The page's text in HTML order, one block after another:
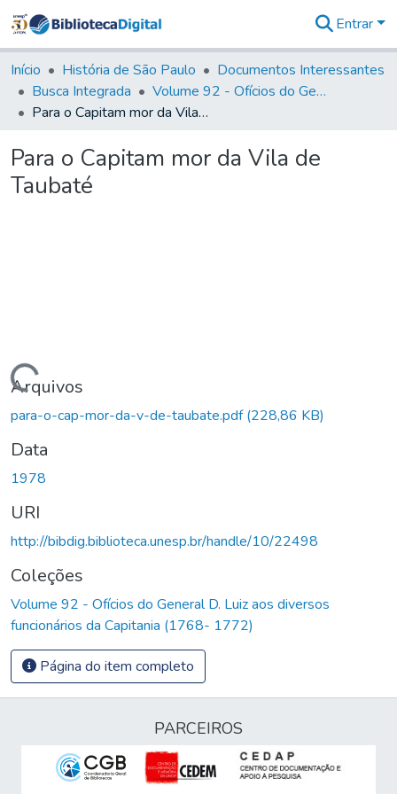
&
Coleções
Tudo na
Biblioteca
Estatísticas
Entrar
Início História de São Paulo
Documentos Interessantes
Busca Integrada
Volume 92 - Ofícios do General D. Luiz aos diversos funcionários da Capitania (1768- 1772)
Para o Capitam mor da Vila de Taubaté
Para o Capitam mor da Vila de
Taubaté
Carregando...
Arquivos
para-o-cap-mor-da-v-de-taubate.pdf(228,86 KB)
Data
1978
URI
http://bibdig.biblioteca.unesp.br/handle/10/22498
Coleções
Volume 92 - Ofícios do General D. Luiz aos diversos
funcionários da Capitania (1768- 1772)
Página do item completo
PARCEIROS